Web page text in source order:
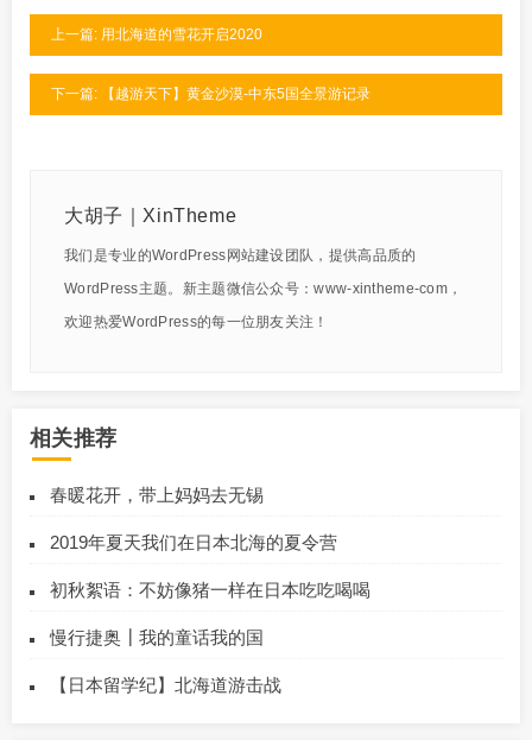
上一篇: 用北海道的雪花开启2020
下一篇: 【越游天下】黄金沙漠-中东5国全景游记录
大胡子｜XinTheme
我们是专业的WordPress网站建设团队，提供高品质的
WordPress主题。新主题微信公众号：www-xintheme-com，
欢迎热爱WordPress的每一位朋友关注！
相关推荐
春暖花开，带上妈妈去无锡
2019年夏天我们在日本北海的夏令营
初秋絮语：不妨像猪一样在日本吃吃喝喝
慢行捷奥┃我的童话我的国
【日本留学纪】北海道游击战